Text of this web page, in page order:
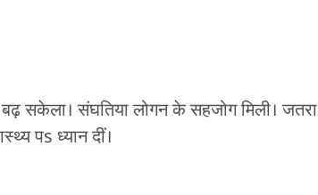
सकेला। संघतिया लोगन के सहजोग मिली। जतरा
पs ध्यान दीं।